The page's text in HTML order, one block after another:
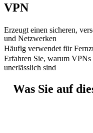
VPN
Erzeugt einen sicheren,
und Netzwerken
Häufig verwendet für
Erfahren Sie, warum
unerlässlich sind
Was Sie auf